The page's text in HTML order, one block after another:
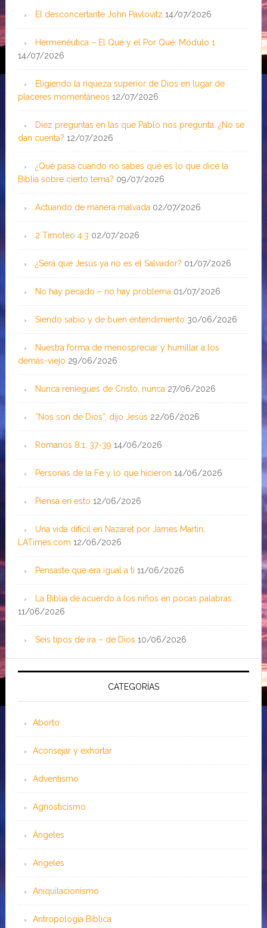
El desconcertante John Pavlovitz 14/07/2026
Hermenéutica – El Qué y el Por Qué: Módulo 1
14/07/2026
Eligiendo la riqueza superior de Dios en lugar de
placeres momentáneos 12/07/2026
Diez preguntas en las que Pablo nos pregunta: ¿No se
dan cuenta? 12/07/2026
¿Qué pasa cuando no sabes qué es lo que dice la
Biblia sobre cierto tema? 09/07/2026
Actuando de manera malvada 02/07/2026
2 Timoteo 4:3 02/07/2026
¿Será que Jesús ya no es el Salvador? 01/07/2026
No hay pecado – no hay problema 01/07/2026
Siendo sabio y de buen entendimiento 30/06/2026
Nuestra forma de menospreciar y humillar a los
demás-viejo 29/06/2026
Nunca reniegues de Cristo, nunca 27/06/2026
“Nos son de Dios”, dijo Jesús 22/06/2026
Romanos 8:1, 37-39 14/06/2026
Personas de la Fe y lo que hicieron 14/06/2026
Piensa en esto 12/06/2026
Una vida difícil en Nazaret por James Martin;
LATimes.com 12/06/2026
Pensaste que era igual a ti 11/06/2026
La Biblia de acuerdo a los niños en pocas palabras
11/06/2026
Seis tipos de ira – de Dios 10/06/2026
CATEGORÍAS
Aborto
Aconsejar y exhortar
Adventismo
Agnosticismo
Ángeles
Angeles
Aniquilacionismo
Antropología Bíblica